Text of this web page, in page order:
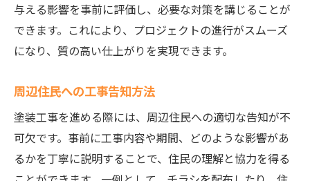
与える影響を事前に評価し、必要な対策を講じることが
できます。これにより、プロジェクトの進行がスムーズ
になり、質の高い仕上がりを実現できます。
周辺住民への工事告知方法
塗装工事を進める際には、周辺住民への適切な告知が不
可欠です。事前に工事内容や期間、どのような影響があ
るかを丁寧に説明することで、住民の理解と協力を得る